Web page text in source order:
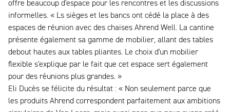
offre beaucoup d'espace pour les rencontres et les discussions
informelles. « Ls sièges et les bancs ont cédé la place à des
espaces de réunion avec des chaises Ahrend Well. La cantine
présente également sa gamme de mobilier, allant des tables
debout hautes aux tables pliantes. Le choix d'un mobilier
flexible s'explique par le fait que cet espace sert également
pour des réunions plus grandes. »
Eli Ducès se félicite du résultat : « Non seulement parce que
les produits Ahrend correspondent parfaitement aux ambitions